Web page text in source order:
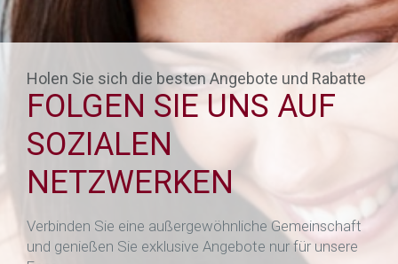
Holen Sie sich die besten Angebote und Rabatte
FOLGEN SIE UNS AUF
SOZIALEN
NETZWERKEN
Verbinden Sie eine außergewöhnliche Gemeinschaft
und genießen Sie exklusive Angebote nur für unsere